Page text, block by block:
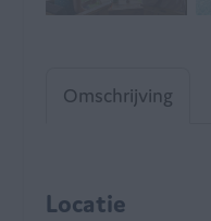
Omschrijving
Locatie